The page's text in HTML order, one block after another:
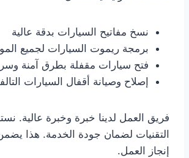
نسخ مفاتيح السيارات بدقة عالية
برمجة ريموت السيارات لجميع
فتح سيارات مقفلة بطرق آمنة
إصلاح وصيانة أقفال السيارات
فريق العمل لدينا خبرة وخبرة عالية.
التقنيات لضمان جودة الخدمة. هذا
إنجاز العمل.